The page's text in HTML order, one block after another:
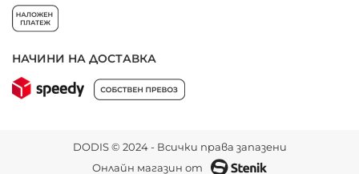
НАЧИНИ НА ДОСТАВКА
DODIS © 2024 - Всички права запазени
Онлайн магазин от